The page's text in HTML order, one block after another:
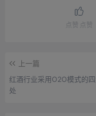
点赞 点赞
上一篇
红酒行业采用O2O模式的
处